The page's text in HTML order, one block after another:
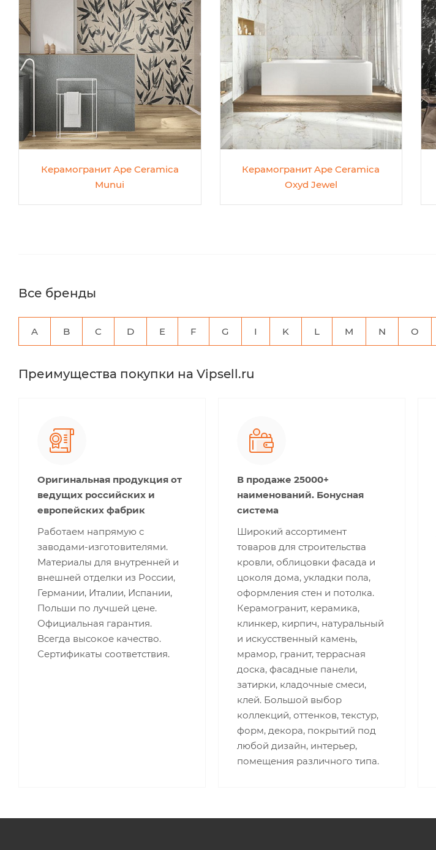
Керамогранит Ape Ceramica
Munui
Керамогранит Ape Ceramica
Oxyd Jewel
Все бренды
A B C D E F G I K L M N O
Преимущества покупки на Vipsell.ru
Оригинальная продукция от
ведущих российских и
европейских фабрик
Работаем напрямую с
заводами-изготовителями.
Материалы для внутренней и
внешней отделки из России,
Германии, Италии, Испании,
Польши по лучшей цене.
Официальная гарантия.
Всегда высокое качество.
Сертификаты соответствия.
В продаже 25000+
наименований. Бонусная
система
Широкий ассортимент
товаров для строительства
кровли, облицовки фасада и
цоколя дома, укладки пола,
оформления стен и потолка.
Керамогранит, керамика,
клинкер, кирпич, натуральный
и искусственный камень,
мрамор, гранит, террасная
доска, фасадные панели,
затирки, кладочные смеси,
клей. Большой выбор
коллекций, оттенков, текстур,
форм, декора, покрытий под
любой дизайн, интерьер,
помещения различного типа.